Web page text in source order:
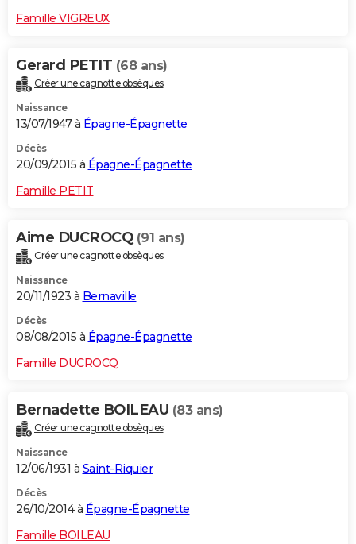
Famille VIGREUX
Gerard PETIT (68 ans)
Créer une cagnotte obsèques
Naissance
13/07/1947 à Épagne-Épagnette
Décès
20/09/2015 à Épagne-Épagnette
Famille PETIT
Aime DUCROCQ (91 ans)
Créer une cagnotte obsèques
Naissance
20/11/1923 à Bernaville
Décès
08/08/2015 à Épagne-Épagnette
Famille DUCROCQ
Bernadette BOILEAU (83 ans)
Créer une cagnotte obsèques
Naissance
12/06/1931 à Saint-Riquier
Décès
26/10/2014 à Épagne-Épagnette
Famille BOILEAU